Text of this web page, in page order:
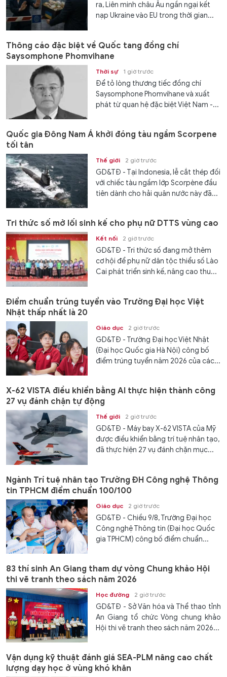
ra, Liên minh châu Âu ngần ngại kết
nạp Ukraine vào EU trong thời gian...
Thông cáo đặc biệt về Quốc tang đồng chí
Saysomphone Phomvihane
Thời sự 1 giờ trước
Để tỏ lòng thương tiếc đồng chí
Saysomphone Phomvihane và xuất
phát từ quan hệ đặc biệt Việt Nam -...
Quốc gia Đông Nam Á khởi đóng tàu ngầm Scorpene
tối tân
Thế giới 2 giờ trước
GD&TĐ - Tại Indonesia, lễ cắt thép đối
với chiếc tàu ngầm lớp Scorpène đầu
tiên dành cho hải quân nước này đã...
Tri thức số mở lối sinh kế cho phụ nữ DTTS vùng cao
Kết nối 2 giờ trước
GD&TĐ - Tri thức số đang mở thêm
cơ hội để phụ nữ dân tộc thiểu số Lào
Cai phát triển sinh kế, nâng cao thu...
Điểm chuẩn trúng tuyển vào Trường Đại học Việt
Nhật thấp nhất là 20
Giáo dục 2 giờ trước
GD&TĐ - Trường Đại học Việt Nhật
(Đại học Quốc gia Hà Nội) công bố
điểm trúng tuyển năm 2026 của các...
X-62 VISTA điều khiển bằng AI thực hiện thành công
27 vụ đánh chặn tự động
Thế giới 2 giờ trước
GD&TĐ - Máy bay X-62 VISTA của Mỹ
được điều khiển bằng trí tuệ nhân tạo,
đã thực hiện 27 vụ đánh chặn mục...
Ngành Trí tuệ nhân tạo Trường ĐH Công nghệ Thông
tin TPHCM điểm chuẩn 100/100
Giáo dục 2 giờ trước
GD&TĐ - Chiều 9/8, Trường Đại học
Công nghệ Thông tin (Đại học Quốc
gia TPHCM) công bố điểm chuẩn...
83 thí sinh An Giang tham dự vòng Chung khảo Hội
thi vẽ tranh theo sách năm 2026
Học đường 2 giờ trước
GD&TĐ - Sở Văn hóa và Thể thao tỉnh
An Giang tổ chức Vòng chung khảo
Hội thi vẽ tranh theo sách năm 2026...
Vận dụng kỹ thuật đánh giá SEA-PLM nâng cao chất
lượng dạy học ở vùng khó khăn